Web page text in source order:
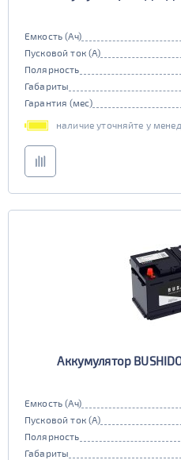
Емкость (Ач)
Пусковой ток (А)
Полярность
Габариты
Гарантия (мес)
наличие уточняйте у
Аккумулятор
Емкость (Ач)
Пусковой ток (А)
Полярность
Габариты